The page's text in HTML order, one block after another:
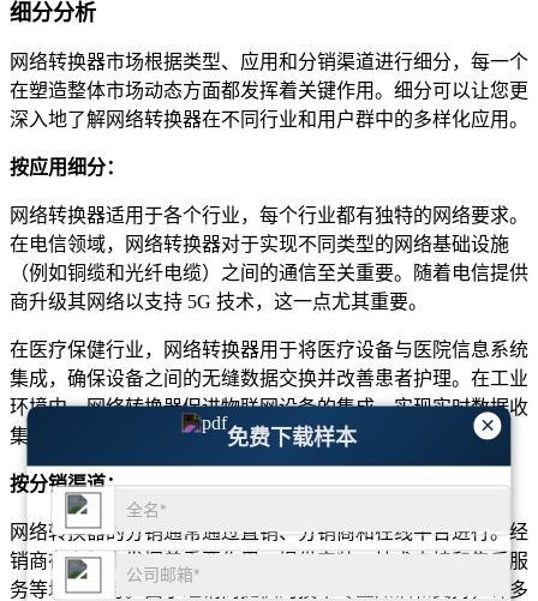
×
免费下载样本
细分分析
网络转换器市场根据类型、应用和分销渠道进行细分，每一个
在塑造整体市场动态方面都发挥着关键作用。细分可以让您更
深入地了解网络转换器在不同行业和用户群中的多样化应用。
按应用细分：
网络转换器适用于各个行业，每个行业都有独特的网络要求。
在电信领域，网络转换器对于实现不同类型的网络基础设施
（例如铜缆和光纤电缆）之间的通信至关重要。随着电信提供
商升级其网络以支持 5G 技术，这一点尤其重要。
在医疗保健行业，网络转换器用于将医疗设备与医院信息系统
集成，确保设备之间的无缝数据交换并改善患者护理。在工业
环境中，网络转换器促进物联网设备的集成，实现实时数据收
集和自动化，这对于优化生产流程至关重要。
按分销渠道：
网络转换器的分销通常通过直销、分销商和在线平台进行。经
销商在市场中发挥着重要作用，提供安装、技术支持和售后服
务等增值服务。由于经销商提供的技术专业知识和支持，许多